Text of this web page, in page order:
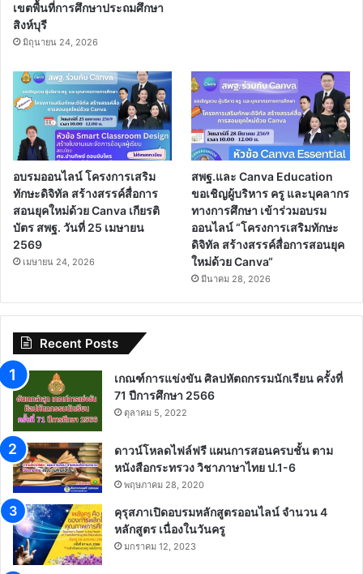
เขตพื้นที่การศึกษาประถมศึกษา
สิงห์บุรี
มิถุนายน 24, 2026
อบรมออนไลน์ โครงการเสริม
ทักษะดิจิทัล สร้างสรรค์สื่อการ
สอนยุคใหม่ด้วย Canva เกียรติ
บัตร สพฐ. วันที่ 25 เมษายน
2569
เมษายน 24, 2026
สพฐ.และ Canva Education
ขอเชิญผู้บริหาร ครู และบุคลากร
ทางการศึกษา เข้าร่วมอบรม
ออนไลน์ “โครงการเสริมทักษะ
ดิจิทัล สร้างสรรค์สื่อการสอนยุค
ใหม่ด้วย Canva“
มีนาคม 28, 2026
Recent Posts
เกณฑ์การแข่งขัน ศิลปหัตถกรรมนักเรียน ครั้งที่
71 ปีการศึกษา 2566
ตุลาคม 5, 2022
ดาวน์โหลดไฟล์ฟรี แผนการสอนครบชั้น ตาม
หนังสือกระทรวง วิชาภาษาไทย ป.1-6
พฤษภาคม 28, 2020
คุรุสภาเปิดอบรมหลักสูตรออนไลน์ จำนวน 4
หลักสูตร เนื่องในวันครู
มกราคม 12, 2023